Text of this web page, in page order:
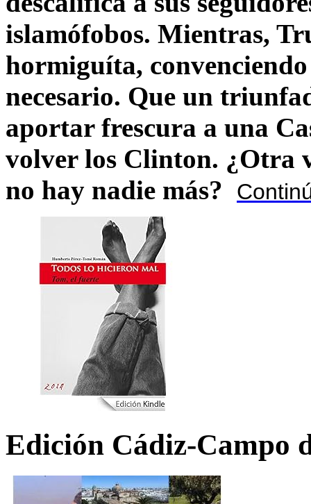
islamófobos. Mientras,
hormiguíta,
necesario. Que un
aportar frescura a una
volver los Clinton. ¿Otra
no hay nadie más?
Edición Cádiz-Campo